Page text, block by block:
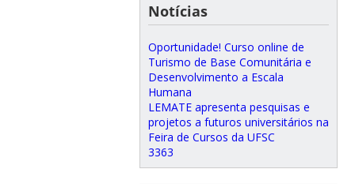
Notícias
Oportunidade! Curso online de
Turismo de Base Comunitária e
Desenvolvimento a Escala
Humana
LEMATE apresenta pesquisas e
projetos a futuros universitários na
Feira de Cursos da UFSC
3363